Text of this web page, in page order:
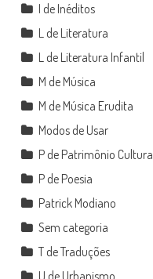
I de Inéditos
L de Literatura
L de Literatura Infantil
M de Música
M de Música Erudita
Modos de Usar
P de Patrimônio Cultural
P de Poesia
Patrick Modiano
Sem categoria
T de Traduções
U de Urbanismo